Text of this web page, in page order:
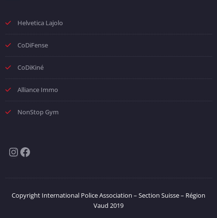
Helvetica Lajolo
CoDiFense
CoDiKiné
Alliance Immo
NonStop Gym
Instagram
Facebook
Copyright International Police Association – Section Suisse – Région
Vaud 2019